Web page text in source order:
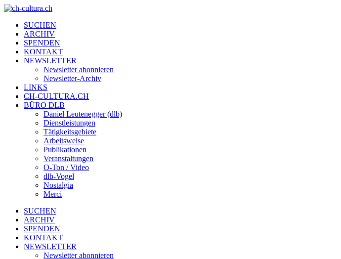
SUCHEN
ARCHIV
SPENDEN
KONTAKT
NEWSLETTER
Newsletter abonnieren
Newsletter-Archiv
LINKS
CH-CULTURA.CH
BÜRO DLB
Daniel Leutenegger (dlb)
Dienstleistungen
Tätigkeitsgebiete
Arbeitsweise
Publikationen
Veranstaltungen
O-Ton / Video
dlb-Vogel
Nostalgia
Merci
SUCHEN
ARCHIV
SPENDEN
KONTAKT
NEWSLETTER
Newsletter abonnieren